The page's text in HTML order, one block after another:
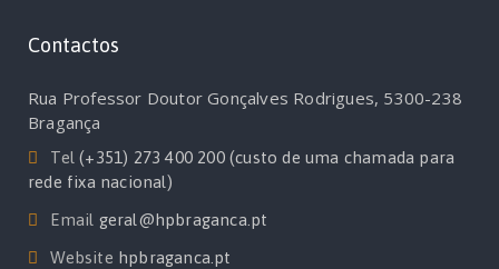
Contactos
Rua Professor Doutor Gonçalves Rodrigues, 5300-238
Bragança
Tel(+351) 273 400 200 (custo de uma chamada para
rede fixa nacional)
Email geral@hpbraganca.pt
Website hpbraganca.pt